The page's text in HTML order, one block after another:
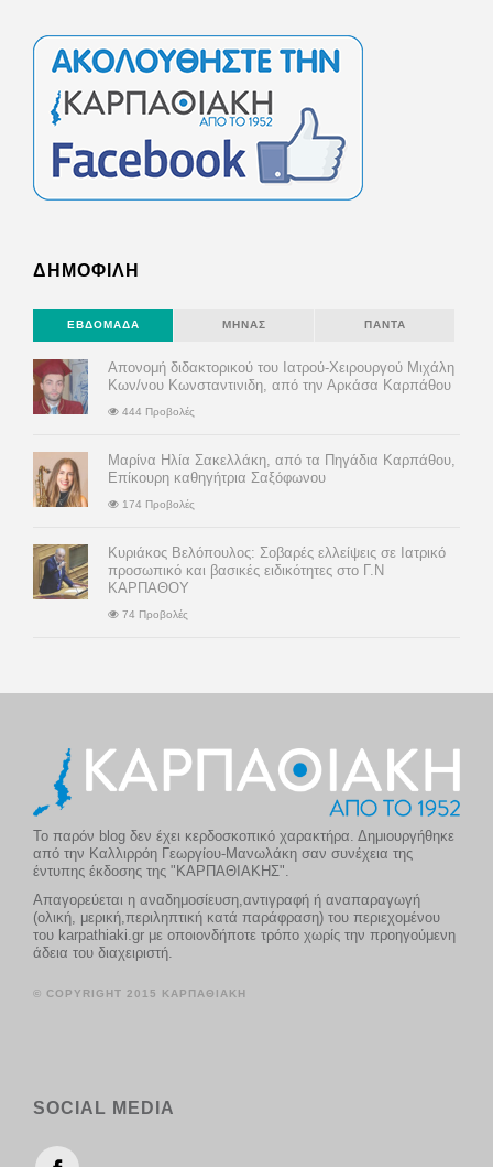
ΔΗΜΟΦΙΛΗ
ΕΒΔΟΜΆΔΑ ΜΉΝΑΣ ΠΆΝΤΑ
Απονομή διδακτορικού του Ιατρού-Χειρουργού Μιχάλη
Κων/νου Κωνσταντινιδη, από την Αρκάσα Καρπάθου
444 Προβολές
Μαρίνα Ηλία Σακελλάκη, από τα Πηγάδια Καρπάθου,
Επίκουρη καθηγήτρια Σαξόφωνου
174 Προβολές
Κυριάκος Βελόπουλος: Σοβαρές ελλείψεις σε Ιατρικό
προσωπικό και βασικές ειδικότητες στο Γ.Ν
ΚΑΡΠΑΘΟΥ
74 Προβολές
Το παρόν blog δεν έχει κερδοσκοπικό χαρακτήρα. Δημιουργήθηκε
από την Καλλιρρόη Γεωργίου-Μανωλάκη σαν συνέχεια της
έντυπης έκδοσης της "ΚΑΡΠΑΘΙΑΚΗΣ".
Απαγορεύεται η αναδημοσίευση,αντιγραφή ή αναπαραγωγή
(ολική, μερική,περιληπτική κατά παράφραση) του περιεχομένου
του karpathiaki.gr με οποιονδήποτε τρόπο χωρίς την προηγούμενη
άδεια του διαχειριστή.
© COPYRIGHT 2015 ΚΑΡΠΑΘΙΑΚΗ
SOCIAL MEDIA